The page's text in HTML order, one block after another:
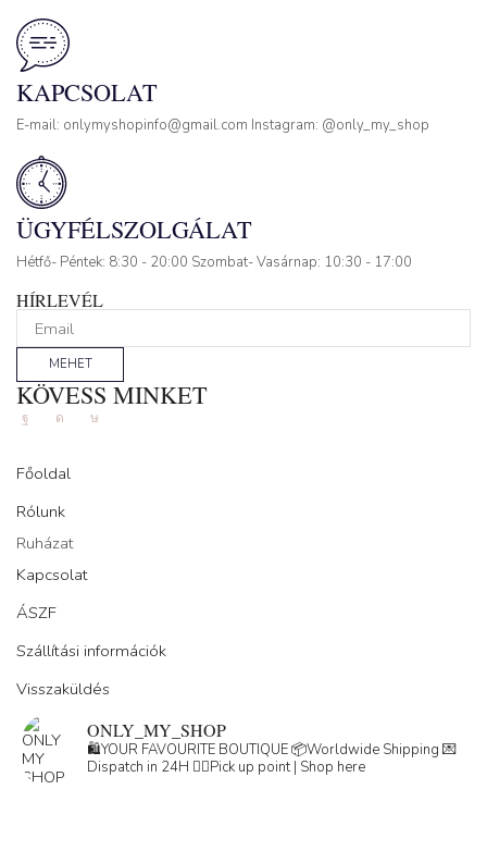
KAPCSOLAT
E-mail: onlymyshopinfo@gmail.com Instagram: @only_my_shop
ÜGYFÉLSZOLGÁLAT
Hétfő- Péntek: 8:30 - 20:00 Szombat- Vasárnap: 10:30 - 17:00
HÍRLEVÉL
MEHET
KÖVESS MINKET
FacebookInstagram
Tik-
Főoldal
Rólunk
Ruházat
Kapcsolat
ÁSZF
Szállítási információk
Visszaküldés
ONLY_MY_SHOP
🛍️YOUR FAVOURITE BOUTIQUE📦Worldwide Shipping 💌
Dispatch in 24H 👇🏽Pick up point | Shop here